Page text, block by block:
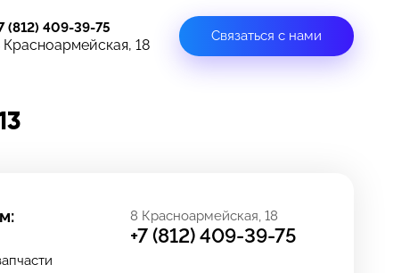
(812) 409-39-75
Красноармейская, 18
Связаться с нами
8 Красноармейская, 18
+7 (812) 409-39-75